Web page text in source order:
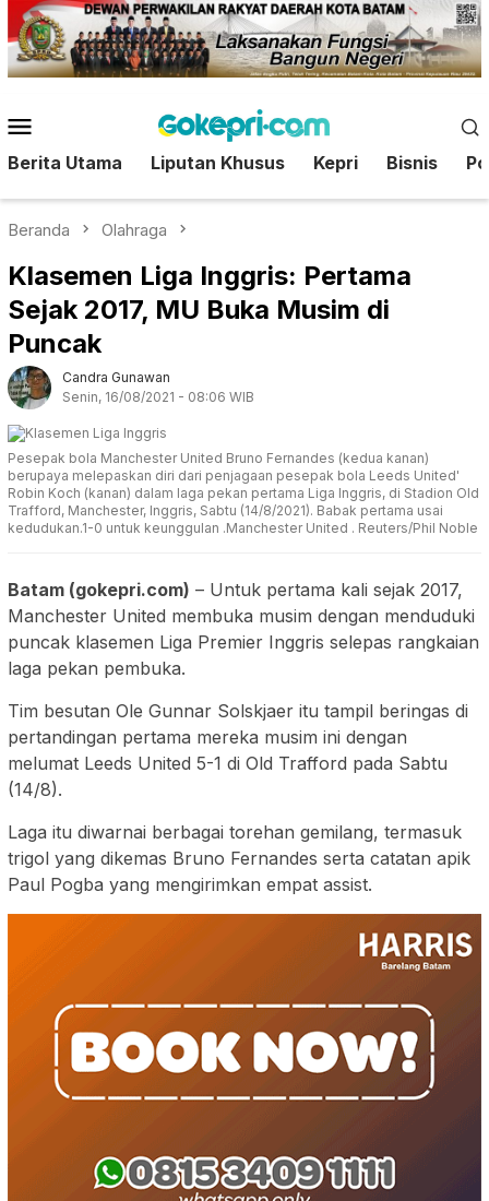
Loncat
ke
konten
Mobile
Berita Utama Liputan Khusus Kepri Bisnis
Beranda Olahraga
Klasemen Liga Inggris: Pertama
Sejak 2017, MU Buka Musim di
Puncak
Candra Gunawan
Senin, 16/08/2021 - 08:06 WIB
Pesepak bola Manchester United Bruno Fernandes (kedua kanan)
berupaya melepaskan diri dari penjagaan pesepak bola Leeds United'
Robin Koch (kanan) dalam laga pekan pertama Liga Inggris, di Stadion Old
Trafford, Manchester, Inggris, Sabtu (14/8/2021). Babak pertama usai
kedudukan.1-0 untuk keunggulan .Manchester United . Reuters/Phil Noble
Batam (gokepri.com) – Untuk pertama kali sejak 2017,
Manchester United membuka musim dengan menduduki
puncak klasemen Liga Premier Inggris selepas rangkaian
laga pekan pembuka.
Tim besutan Ole Gunnar Solskjaer itu tampil beringas di
pertandingan pertama mereka musim ini dengan
melumat Leeds United 5-1 di Old Trafford pada Sabtu
(14/8).
Laga itu diwarnai berbagai torehan gemilang, termasuk
trigol yang dikemas Bruno Fernandes serta catatan apik
Paul Pogba yang mengirimkan empat assist.